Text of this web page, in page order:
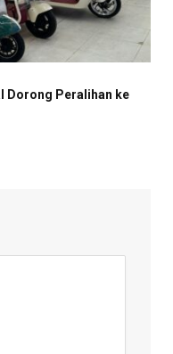
Dorong Peralihan ke